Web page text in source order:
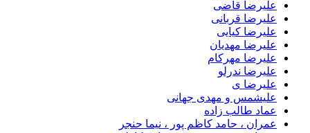
علیرضا قاضی
علیرضا قربانی
علیرضا کیایی
علیرضا مهدیان
علیرضا مهرکام
علیرضا ندرلو
علیرضا ی
علیشمس و مهدی جهانی
عماد طالب زاده
عمران ، حامد کاظم پور ، نیما حنجر